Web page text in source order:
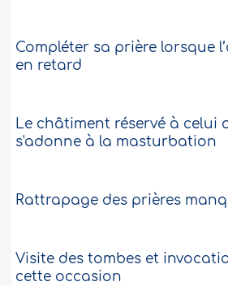
Compléter sa prière lorsque
en retard
Le châtiment réservé à celui
s'adonne à la masturbation
Rattrapage des prières
Visite des tombes et
cette occasion